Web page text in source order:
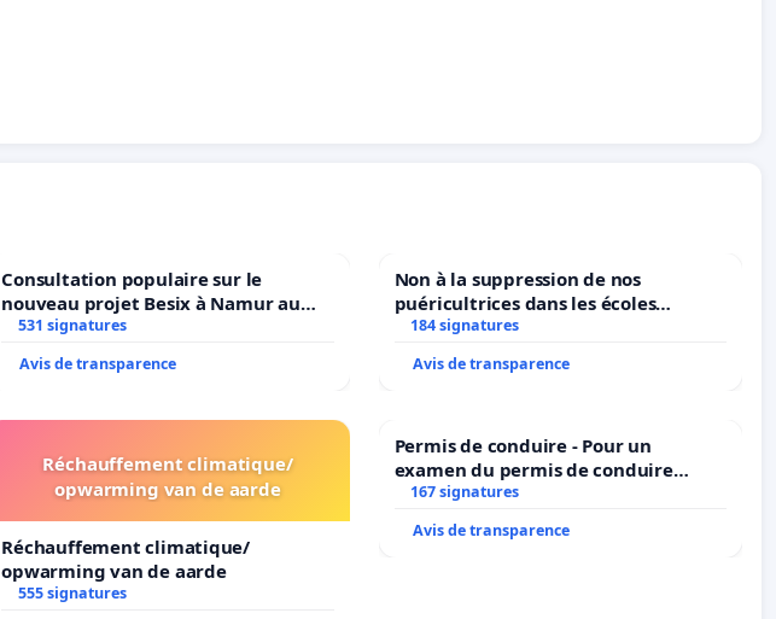
Consultation populaire sur le
nouveau projet Besix à Namur au
Parc Léopold ?
531 signatures
Avis de transparence
Non à la suppression de nos
puéricultrices dans les écoles
communale de Flémalle !
184 signatures
Avis de transparence
Réchauffement climatique/
opwarming van de aarde
Réchauffement climatique/
opwarming van de aarde
555 signatures
Permis de conduire - Pour un
examen du permis de conduire
accessible dans plusieurs langues à
167 signatures
Avis de transparence